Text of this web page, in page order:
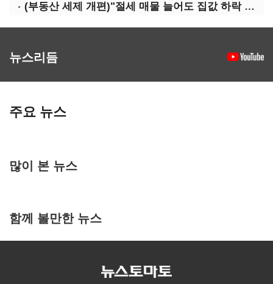
(부동산 세제 개편)"절세 매물 늘어도 집값 하락 제한적"…전세난·양극화 심화 우려
뉴스리듬
주요 뉴스
많이 본 뉴스
함께 볼만한 뉴스